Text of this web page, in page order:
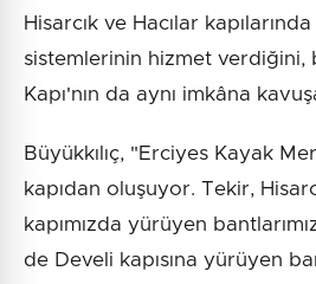
Hisarcık ve Hacılar
sistemlerinin hizmet verdiğini,
Kapı'nın da aynı imkâna
Büyükkılıç, "Erciyes Kayak
kapıdan oluşuyor. Tekir,
kapımızda yürüyen
de Develi kapısına yürüyen